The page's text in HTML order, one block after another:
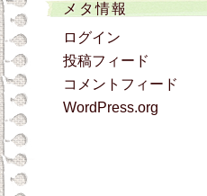
メタ情報
ログイン
投稿フィード
コメントフィード
WordPress.org